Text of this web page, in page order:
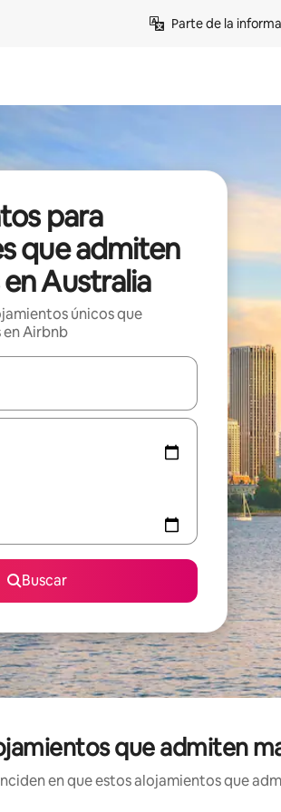
Parte de la
para
que admiten
Australia
únicos que
Airbnb
estén disponibles, navegá con las teclas
Buscar
que admiten
en que estos alojamientos que